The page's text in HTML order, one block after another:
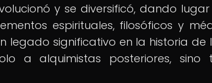
y se diversificó, dando
espirituales, filosóficos y
legado significativo en la historia de
a alquimistas posteriores, sino